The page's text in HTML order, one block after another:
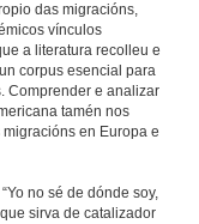
das migracións,
vínculos
a literatura recolleu e
corpus esencial para
Comprender e analizar
tamén nos
en Europa e
no sé de dónde soy,
sirva de catalizador